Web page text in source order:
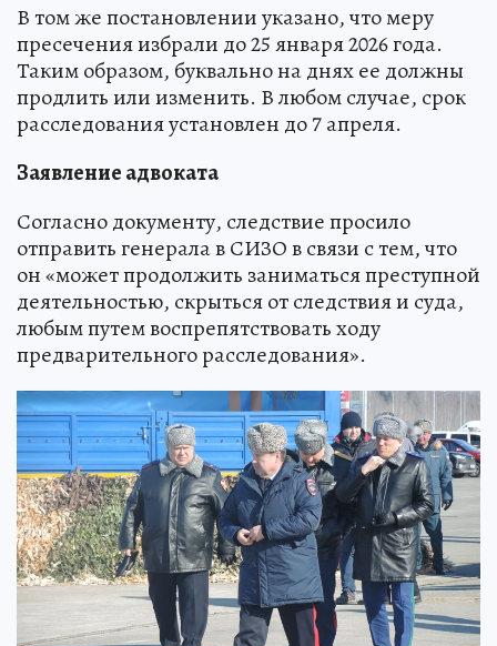
В том же постановлении указано, что меру
пресечения избрали до 25 января 2026 года.
Таким образом, буквально на днях ее должны
продлить или изменить. В любом случае, срок
расследования установлен до 7 апреля.
Заявление адвоката
Согласно документу, следствие просило
отправить генерала в СИЗО в связи с тем, что
он «может продолжить заниматься преступной
деятельностью, скрыться от следствия и суда,
любым путем воспрепятствовать ходу
предварительного расследования».